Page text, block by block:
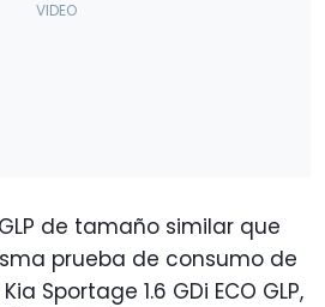
de tamaño similar que
prueba de consumo de
Sportage 1.6 GDi ECO GLP,